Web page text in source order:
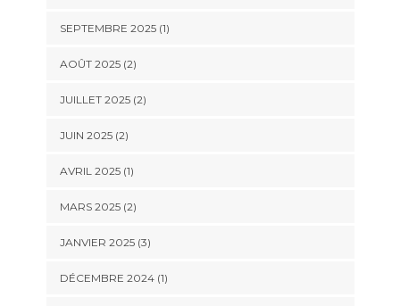
SEPTEMBRE 2025(1)
AOÛT 2025(2)
JUILLET 2025(2)
JUIN 2025(2)
AVRIL 2025(1)
MARS 2025(2)
JANVIER 2025(3)
DÉCEMBRE 2024(1)